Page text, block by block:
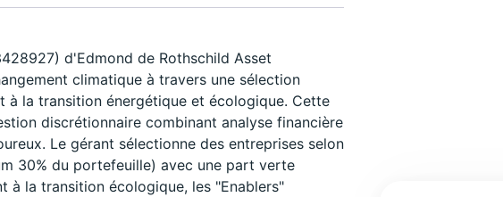
d'Edmond de Rothschild Asset
climatique à travers une sélection
la transition énergétique et écologique. Cette
discrétionnaire combinant analyse financière
Le gérant sélectionne des entreprises selon
30% du portefeuille) avec une part verte
à la transition écologique, les "Enablers"